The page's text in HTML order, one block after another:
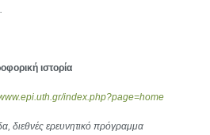
ιστορία
index.php?page=home
διεθνές ερευνητικό πρόγραμμα